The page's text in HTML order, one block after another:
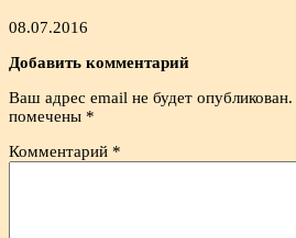
08.07.2016
Добавить комментарий
Ваш адрес email не будет опубликован.
помечены *
Комментарий *